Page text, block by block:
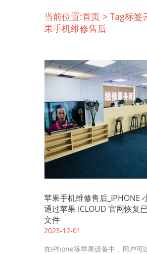
当前位置:首页 > Tag标签
果手机维修售后
苹果手机维修售后_IPHONE
通过苹果 ICLOUD 官网恢复
文件
2023-12-01
在iPhone等苹果设备中，用户可